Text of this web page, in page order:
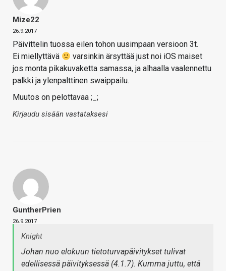
Mize22
26.9.2017
Päivittelin tuossa eilen tohon uusimpaan versioon 3t.
Ei miellyttävä
varsinkin ärsyttää just noi iOS maiset
jos monta pikakuvaketta samassa, ja alhaalla vaalennettu
palkki ja ylenpalttinen swaippailu.
Muutos on pelottavaa ;_;
Kirjaudu sisään vastataksesi
GuntherPrien
26.9.2017
Knight
Johan nuo elokuun tietoturvapäivitykset tulivat
edellisessä päivityksessä (4.1.7). Kumma juttu, että